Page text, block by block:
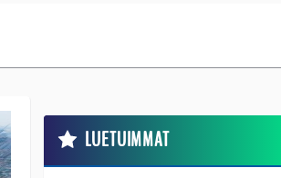
LUETUIMMAT